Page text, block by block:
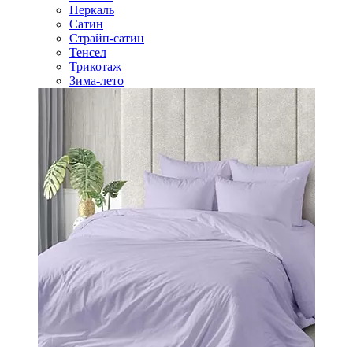
Перкаль
Сатин
Страйп-сатин
Тенсел
Трикотаж
Зима-лето